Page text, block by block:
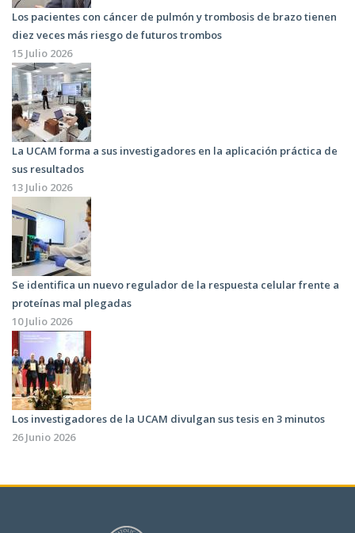
Los pacientes con cáncer de pulmón y trombosis de brazo tienen
diez veces más riesgo de futuros trombos
15 Julio 2026
La UCAM forma a sus investigadores en la aplicación práctica de
sus resultados
13 Julio 2026
Se identifica un nuevo regulador de la respuesta celular frente a
proteínas mal plegadas
10 Julio 2026
Los investigadores de la UCAM divulgan sus tesis en 3 minutos
26 Junio 2026